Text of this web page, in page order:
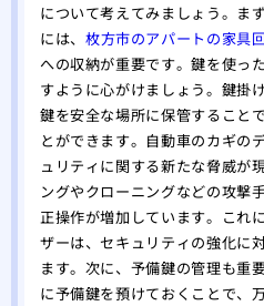
について考えてみましょう。ま
には、 枚方市のアパートの家具
への収納が重要です。鍵を使っ
すように心がけましょう。鍵掛
鍵を安全な場所に保管すること
とができます。自動車のカギの
ュリティに関する新たな脅威が
ングやクローニングなどの攻撃
正操作が増加しています。これ
ザーは、セキュリティの強化に
ます。次に、予備鍵の管理も重
に予備鍵を預けておくことで、